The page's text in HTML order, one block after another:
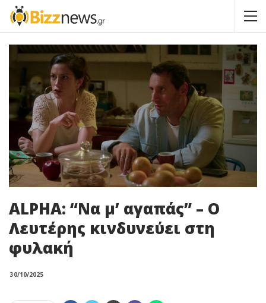
ALPHA: “Να μ’ αγαπάς” – Ο
Λευτέρης κινδυνεύει στη
φυλακή
30/10/2025